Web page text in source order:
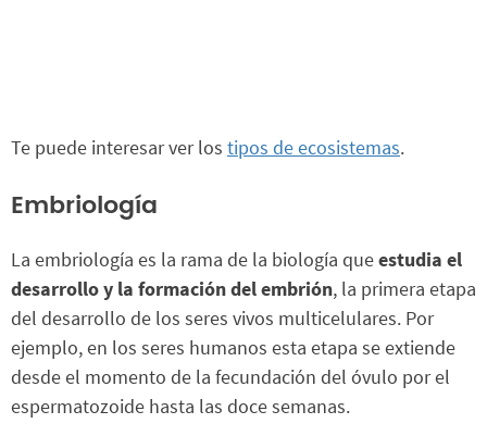
Te puede interesar ver los tipos de ecosistemas.
Embriología
La embriología es la rama de la biología queestudia el
desarrollo y la formación del embrión, la primera etapa
del desarrollo de los seres vivos multicelulares. Por
ejemplo, en los seres humanos esta etapa se extiende
desde el momento de la fecundación del óvulo por el
espermatozoide hasta las doce semanas.